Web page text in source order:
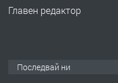
Главен редактор
Последвай ни